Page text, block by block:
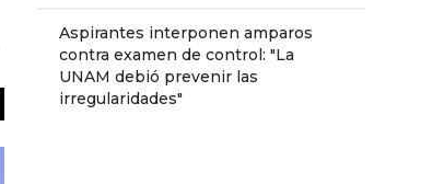
Aspirantes interponen amparos
contra examen de control: "La
UNAM debió prevenir las
irregularidades"